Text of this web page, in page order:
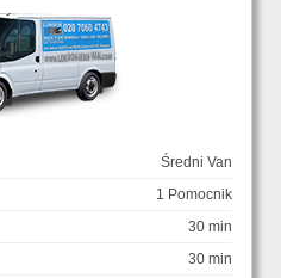
Średni Van
1 Pomocnik
30 min
30 min